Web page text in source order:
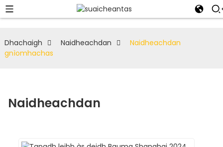
Dhachaigh Naidheachdan
Naidheachdan
gnìomhachas
Naidheachdan